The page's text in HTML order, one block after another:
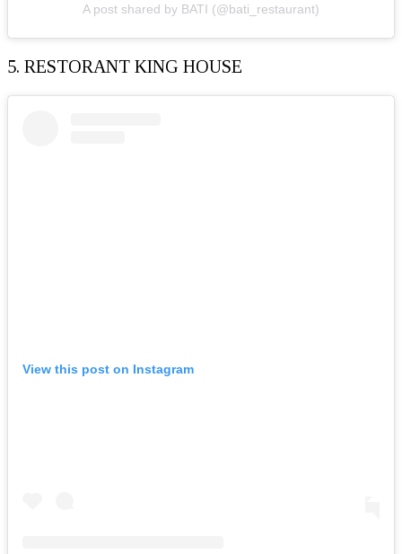
A post shared by BATI (@bati_restaurant)
5. RESTORANT KING HOUSE
View this post on Instagram